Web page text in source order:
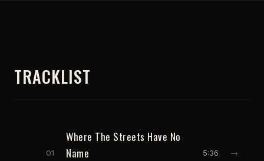
TRACKLIST
01
Where The Streets Have No
Name
5:36 →